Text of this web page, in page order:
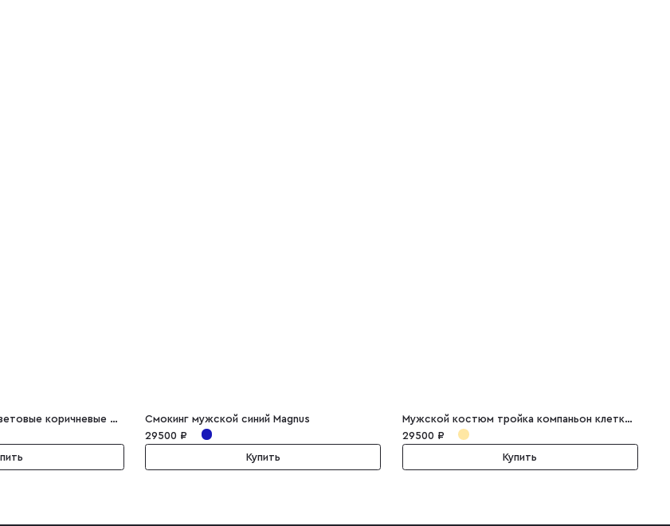
Мужские брюки вельветовые коричневые Ciro
Смокинг мужской синий Magnus
29500 ₽
Купить
Мужской костюм тройка компаньон клетка William
29500 ₽
Купить